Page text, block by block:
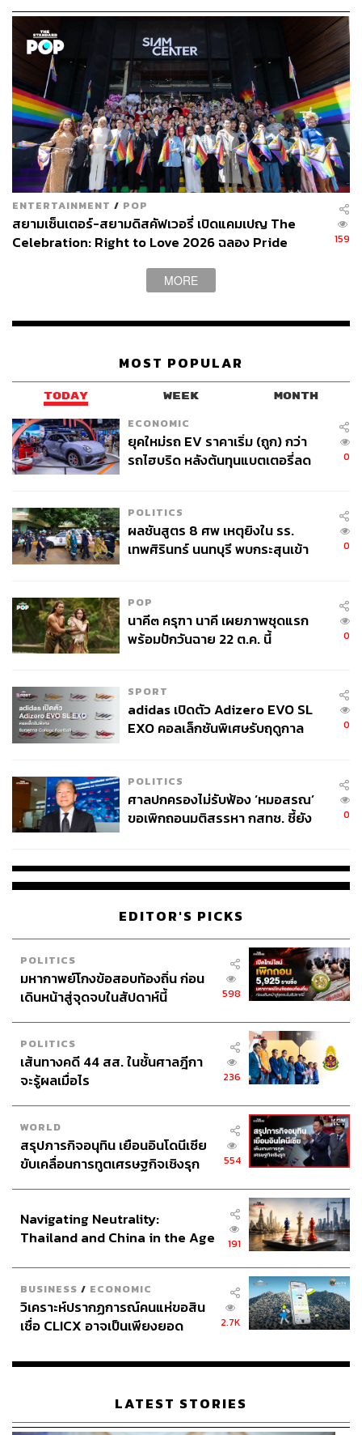
ชมทอล์กโชว์เรื่องเงินๆ ทองๆ ที่งาน ‘SCB Presents
ที่ 4 ในตอน ‘การเงินมีปัญหา ถึงเวลาต้องปฏิวัติ’ โดยคุณจักร
เคยผ่านประสบการณ์เป็นหนี้นับสิบล้าน แต่สามารถปลดแอก
ปัญหาการเงินได้อย่างรวดเร็วที่จะมาปรับจูนองศาความคิด
เรื่องการเงินให้ชีวิตการเงินดีขึ้นกว่าเก่า
When:16-17 มิถุนายน 2561 (รอบ 14.00 น. และรอบ 19.00
น.)
Where:โรงละครอักษรา คิง เพาเวอร์ ถนนรางน้ำ กรุงเทพฯ
เรื่องความคิดทำในสิ่งที่แตกต่างเพื่ออนาคตการเงินที่ดีขึ้น
กว่าเดิมกันไหม?
How:จองบัตรได้ที่ไทยทิคเก็ตเมเจอร์ทุกสาขา สอบถาม
ข้อมูลเพิ่มเติม โทร. 0 2262 3456
นิทรรศการของขวัญแห่งมิตรภาพ
What:สถานทูตสหรัฐอเมริกาประจำประเทศไทย จัดงาน‘นิท
โดยจัดแสดงของขวัญที่พระมหากษัตริย์ไทยพระราชทานแก่
ประธานาธิบดีสหรัฐอเมริกา และที่ประธานาธิบดี
สหรัฐอเมริกาทูลเกล้าฯ ถวายแด่พระมหากษัตริย์ไทยมา
ตลอด 200 ปี โดยจัดแสดงเพื่อฉลองความสัมพันธ์ที่มีมาอย่าง
ยาวนานของทั้งสองประเทศตลอด 200 ปี
When:วันนี้ถึง 30 มิถุนายน 2561 เวลา 09.00-16.30 น.
Where:พิพิธภัณฑ์ผ้าในสมเด็จพระนางเจ้าสิริกิติ์ พระบรม
ราชินีนาถ ถนนหน้าพระลาน แขวงพระบรมมหาราชวัง เขต
พระนคร กรุงเทพฯ
How:อัตราค่าเข้าชมสำหรับผู้ใหญ่ 150 บาท และนักเรียน
นิสิต นักศึกษาที่แสดงบัตร 50 บาท เด็กอายุต่ำกว่า 12 ปี เข้า
ชมฟรี โดยจำหน่ายบัตรถึงเวลา 15.30 น. ดูข้อมูลเพิ่มเติมได้
ทางเว็บไซต์www.greatandgoodfriends.com
Stop:MRT สถานีหัวลำโพง หรือ BTS สถานีพญาไท แล้วต่อ
รถสาธารณะ
ENTERTAINMENT / POP
สยามเซ็นเตอร์-สยามดิสคัฟเวอรี่ เปิดแคมเปญ The
Celebration: Right to Love 2026 ฉลอง Pride
159
MORE
MOST POPULAR
TODAY WEEK MONTH
ECONOMIC
ยุคใหม่รถ EV ราคาเริ่ม (ถูก) กว่า
รถไฮบริด หลังต้นทุนแบตเตอรี่ลด
0
POLITICS
ผลชันสูตร 8 ศพ เหตุยิงใน รร.
เทพศิรินทร์ นนทบุรี พบกระสุนเข้า
0
POP
นาคี๓ ครุฑา นาคี เผยภาพชุดแรก
พร้อมปักวันฉาย 22 ต.ค. นี้
0
SPORT
adidas เปิดตัว Adizero EVO SL
EXO คอลเล็กชันพิเศษรับฤดูกาล
0
POLITICS
ศาลปกครองไม่รับฟ้อง ‘หมอสรณ’
ขอเพิกถอนมติสรรหา กสทช. ชี้ยัง
0
EDITOR'S PICKS
POLITICS
มหากาพย์โกงข้อสอบท้องถิ่น ก่อน
เดินหน้าสู่จุดจบในสัปดาห์นี้
598
POLITICS
เส้นทางคดี 44 สส. ในชั้นศาลฎีกา
จะรู้ผลเมื่อไร
236
WORLD
สรุปภารกิจอนุทิน เยือนอินโดนีเซีย
ขับเคลื่อนการทูตเศรษฐกิจเชิงรุก
554
Navigating Neutrality:
Thailand and China in the Age
191
BUSINESS / ECONOMIC
วิเคราะห์ปรากฏการณ์คนแห่ขอสิน
เชื่อ CLICX อาจเป็นเพียงยอด
เรือนไทยที่ถูกซุกไว้
2.7K
LATEST STORIES